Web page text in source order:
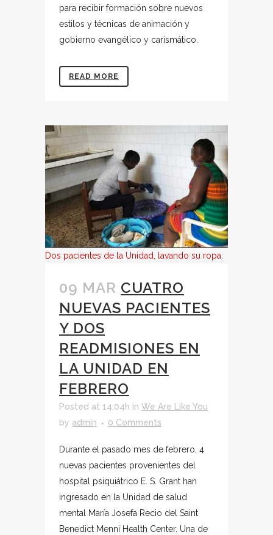
para recibir formación sobre nuevos
estilos y técnicas de animación y
gobierno evangélico y carismático.
READ MORE
Dos pacientes de la Unidad, lavando su ropa.
09 MAR CUATRO
NUEVAS PACIENTES
Y DOS
READMISIONES EN
LA UNIDAD EN
FEBRERO
Posted at 14:04h in We Are Like You
by admin 0 Comments
Durante el pasado mes de febrero, 4
nuevas pacientes provenientes del
hospital psiquiátrico E. S. Grant han
ingresado en la Unidad de salud
mental María Josefa Recio del Saint
Benedict Menni Health Center. Una de